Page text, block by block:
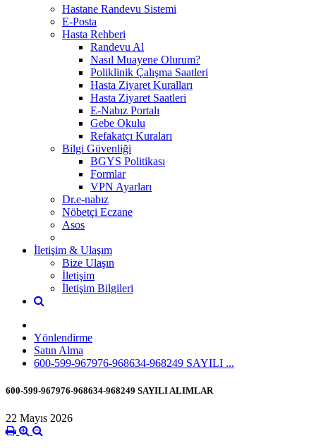
Hastane Randevu Sistemi
E-Posta
Hasta Rehberi
Randevu Al
Nasıl Muayene Olurum?
Poliklinik Çalışma Saatleri
Hasta Ziyaret Kuralları
Hasta Ziyaret Saatleri
E-Nabız Portalı
Gebe Okulu
Refakatçı Kuraları
Bilgi Güvenliği
BGYS Politikası
Formlar
VPN Ayarları
Dr.e-nabız
Nöbetçi Eczane
Asos
İletişim & Ulaşım
Bize Ulaşın
İletişim
İletişim Bilgileri
Yönlendirme
Satın Alma
600-599-967976-968634-968249 SAYILI ...
600-599-967976-968634-968249 SAYILI ALIMLAR
22 Mayıs 2026